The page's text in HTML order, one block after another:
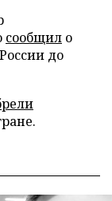
сообщил о
до